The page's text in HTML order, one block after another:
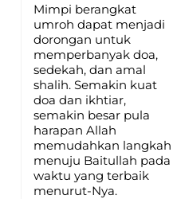
Mimpi berangkat
umroh dapat menjadi
dorongan untuk
memperbanyak doa,
sedekah, dan amal
shalih. Semakin kuat
doa dan ikhtiar,
semakin besar pula
harapan Allah
memudahkan langkah
menuju Baitullah pada
waktu yang terbaik
menurut-Nya.